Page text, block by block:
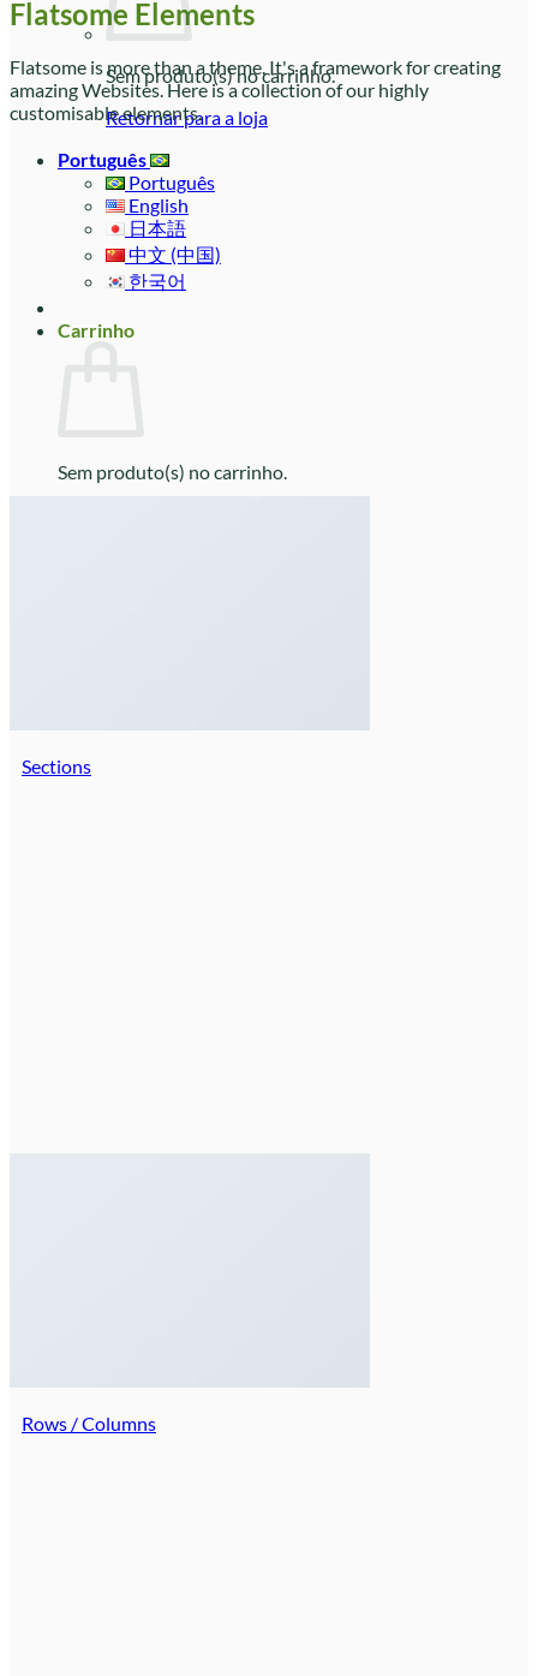
Sem produto(s) no carrinho.
Retornar para a loja
Português
Português
English
日本語
中文 (中国)
한국어
Carrinho
Sem produto(s) no carrinho.
Flatsome Elements
Flatsome is more than a theme. It's a framework for creating
amazing Websites. Here is a collection of our highly
customisable elements.
Sections
Rows / Columns